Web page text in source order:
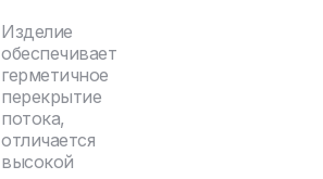
Изделие
обеспечивает
герметичное
перекрытие
потока,
отличается
высокой